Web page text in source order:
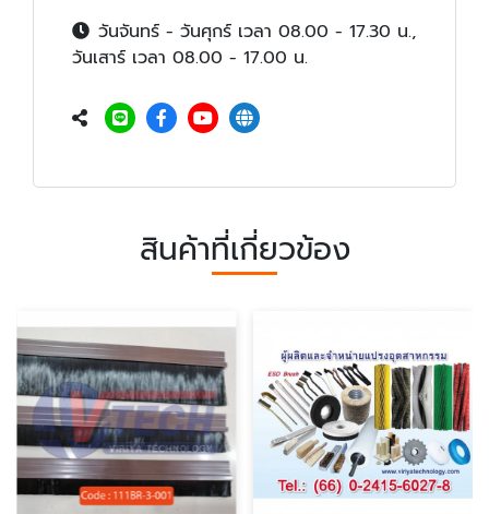
วันจันทร์ - วันศุกร์ เวลา 08.00 - 17.30 น.,
วันเสาร์ เวลา 08.00 - 17.00 น.
สินค้าที่เกี่ยวข้อง